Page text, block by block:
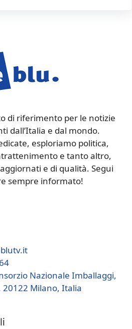
di riferimento per le notizie
dall’Italia e dal mondo.
esploriamo politica,
e tanto altro,
e di qualità. Segui
sempre informato!
Nazionale Imballaggi,
20122 Milano, Italia